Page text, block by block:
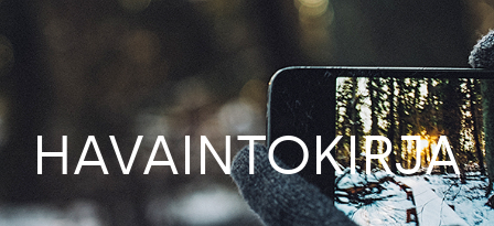
HAVAINTOKIRJA